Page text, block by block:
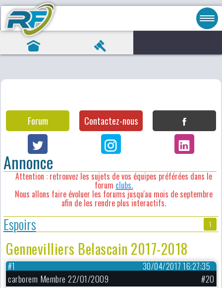
Forum Contactez-nous
Annonce
Attention : retrouvez les sujets de vos équipes préférées dans le
forum clubs.
Nous allons faire évoluer les forums jusqu'au mois de septembre
afin de les rendre plus interactifs.
Espoirs 1
Gennevilliers Belascain 2017-2018
30/04/2017 16:27:35
#1
carborem Membre 22/01/2009
#20